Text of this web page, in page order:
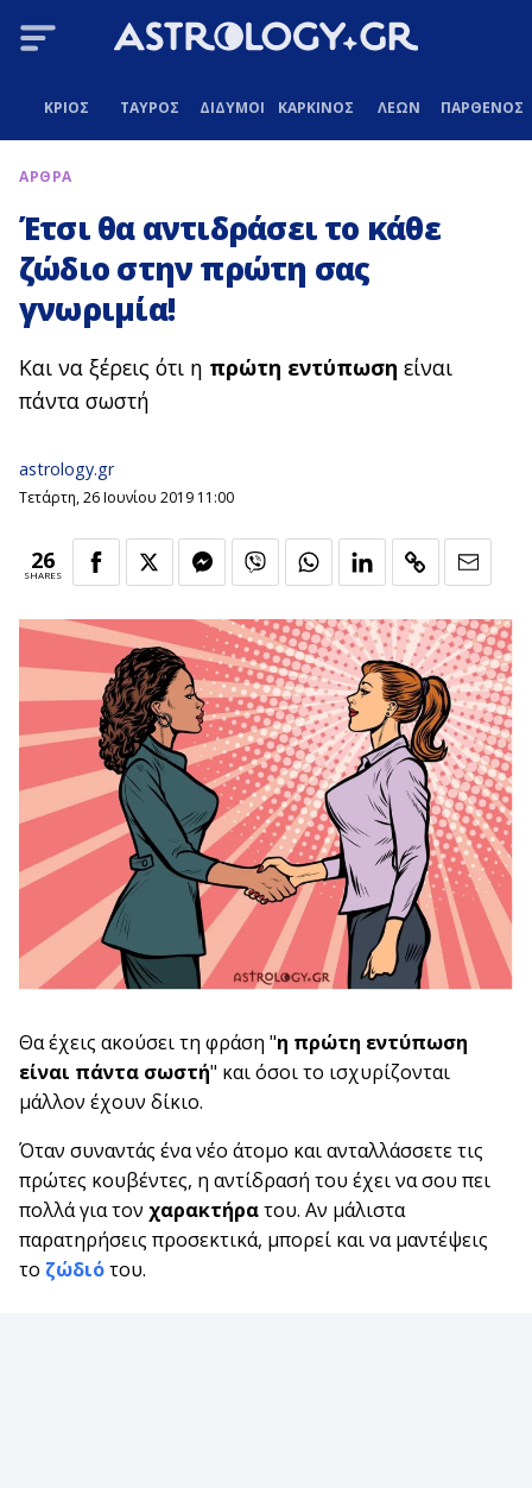
ΚΡΙΟΣ ΤΑΥΡΟΣ ΔΙΔΥΜΟΙ ΚΑΡΚΙΝΟΣ ΛΕΩΝ ΠΑΡΘΕΝΟΣ
ΑΡΘΡΑ
Έτσι θα αντιδράσει το κάθε
ζώδιο στην πρώτη σας
γνωριμία!
Και να ξέρεις ότι η πρώτη εντύπωση είναι
πάντα σωστή
astrology.gr
Τετάρτη, 26 Ιουνίου 2019 11:00
26
SHARES
Θα έχεις ακούσει τη φράση "η πρώτη εντύπωση
είναι πάντα σωστή" και όσοι το ισχυρίζονται
μάλλον έχουν δίκιο.
Όταν συναντάς ένα νέο άτομο και ανταλλάσσετε τις
πρώτες κουβέντες, η αντίδρασή του έχει να σου πει
πολλά για τον χαρακτήρατου. Αν μάλιστα
παρατηρήσεις προσεκτικά, μπορεί και να μαντέψεις
το ζώδιότου.